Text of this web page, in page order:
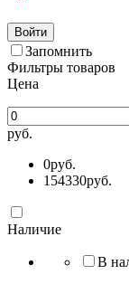
Войти
Запомнить
Фильтры товаров
Цена
руб.
0руб.
154330руб.
Наличие
В